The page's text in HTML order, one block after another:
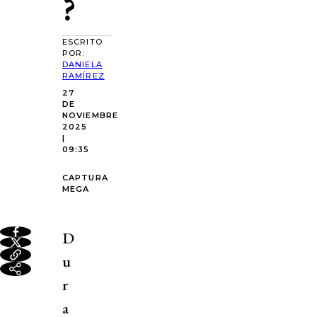
ESCRITO
POR:
DANIELA
RAMÍREZ
27
DE
NOVIEMBRE
2025
|
09:35
CAPTURA
MEGA
D
u
r
a